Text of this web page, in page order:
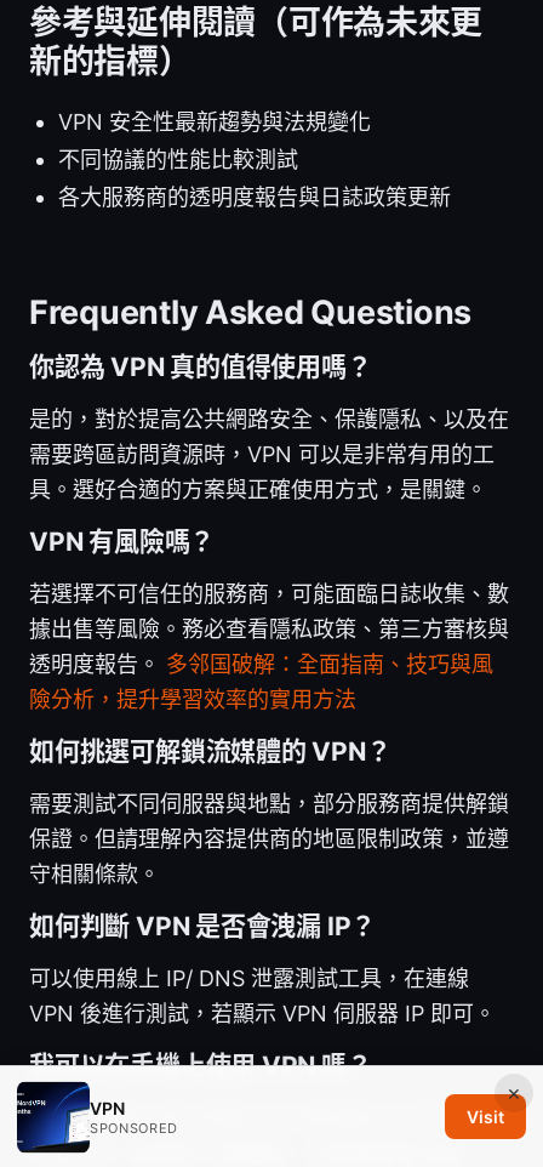
參考與延伸閱讀（可作為未來更
新的指標）
VPN 安全性最新趨勢與法規變化
不同協議的性能比較測試
各大服務商的透明度報告與日誌政策更新
Frequently Asked Questions
你認為 VPN 真的值得使用嗎？
是的，對於提高公共網路安全、保護隱私、以及在
需要跨區訪問資源時，VPN 可以是非常有用的工
具。選好合適的方案與正確使用方式，是關鍵。
VPN 有風險嗎？
若選擇不可信任的服務商，可能面臨日誌收集、數
據出售等風險。務必查看隱私政策、第三方審核與
透明度報告。 多邻国破解：全面指南、技巧與風
險分析，提升學習效率的實用方法
如何挑選可解鎖流媒體的 VPN？
需要測試不同伺服器與地點，部分服務商提供解鎖
保證。但請理解內容提供商的地區限制政策，並遵
守相關條款。
如何判斷 VPN 是否會洩漏 IP？
可以使用線上 IP/ DNS 泄露測試工具，在連線
VPN 後進行測試，若顯示 VPN 伺服器 IP 即可。
我可以在手機上使用 VPN 嗎？
可以，市面上的大多數 VPN 都支援 iOS 與
Android，並提供一鍵連線、分割隧道等功能。
×
VPN
SPONSORED
Visit